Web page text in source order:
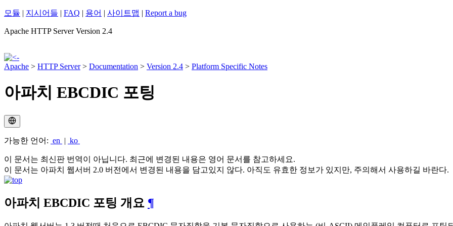
모듈 | 지시어들 | FAQ | 용어 | 사이트맵 | Report a bug
Apache HTTP Server Version 2.4
Apache > HTTP Server> Documentation > Version 2.4 > Platform Specific Notes
아파치 EBCDIC 포팅
가능한 언어: en | ko
이 문서는 최신판 번역이 아닙니다. 최근에 변경된 내용은 영어 문서를 참고하세요.
이 문서는 아파치 웹서버 2.0 버전에서 변경된 내용을 담고있지 않다. 아직도 유효한 정보가 있지만, 주의해서 사용하길 바란다.
아파치 EBCDIC 포팅 개요 ¶